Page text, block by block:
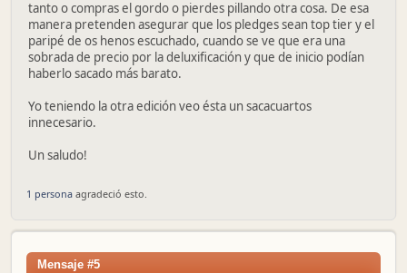
tanto o compras el gordo o pierdes pillando otra cosa. De esa
manera pretenden asegurar que los pledges sean top tier y el
paripé de os henos escuchado, cuando se ve que era una
sobrada de precio por la deluxificación y que de inicio podían
haberlo sacado más barato.
Yo teniendo la otra edición veo ésta un sacacuartos
innecesario.
Un saludo!
1 persona agradeció esto.
Mensaje #5